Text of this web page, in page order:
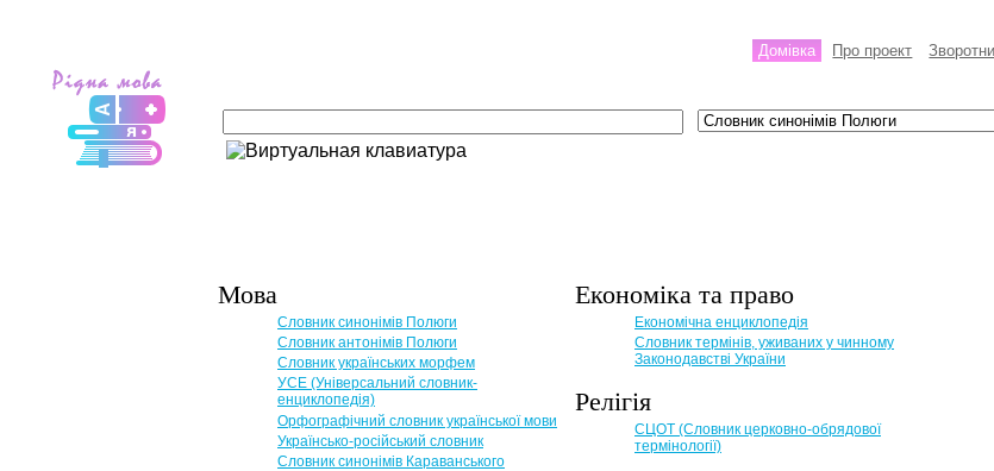
Домівка Про проект
Мова
Словник синонімів Полюги
Словник антонімів Полюги
Словник українських морфем
УСЕ (Універсальний словник-
енциклопедія)
Орфографічний словник української мови
Українсько-російський словник
Словник синонімів Караванського
Економіка та право
Eкономічна енциклопедія
Словник термінів, уживаних у чинному
Законодавстві України
Релігія
СЦОТ (Словник церковно-обрядової
термінології)